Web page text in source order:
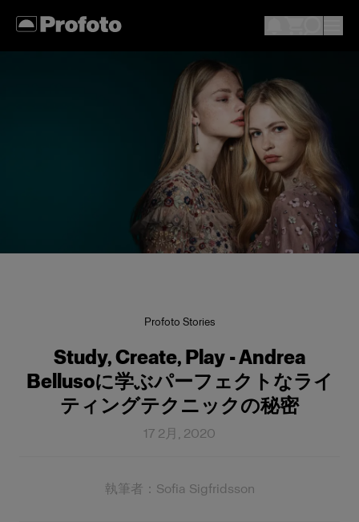
Profoto Stories
Study, Create, Play - Andrea
Bellusoに学ぶパーフェクトなライ
ティングテクニックの秘密
17 2月, 2020
執筆者：Sofia Sigfridsson